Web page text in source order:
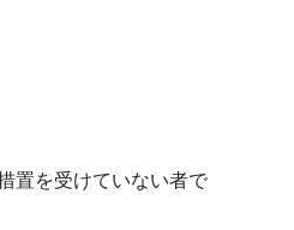
置を受けていない者で